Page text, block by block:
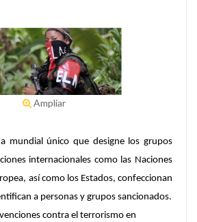
Ampliar
mundial único que designe los grupos
internacionales como las Naciones
así como los Estados, confeccionan
a personas y grupos sancionados.
contra el terrorismo en